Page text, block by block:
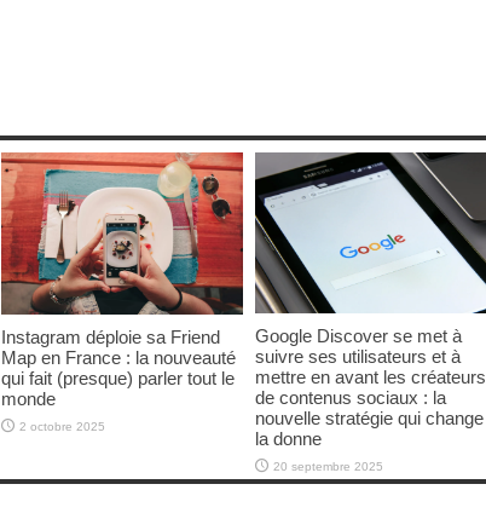
Instagram déploie sa Friend
Map en France : la nouveauté
qui fait (presque) parler tout le
monde
2 octobre 2025
Google Discover se met à
suivre ses utilisateurs et à
mettre en avant les créateurs
de contenus sociaux : la
nouvelle stratégie qui change
la donne
20 septembre 2025